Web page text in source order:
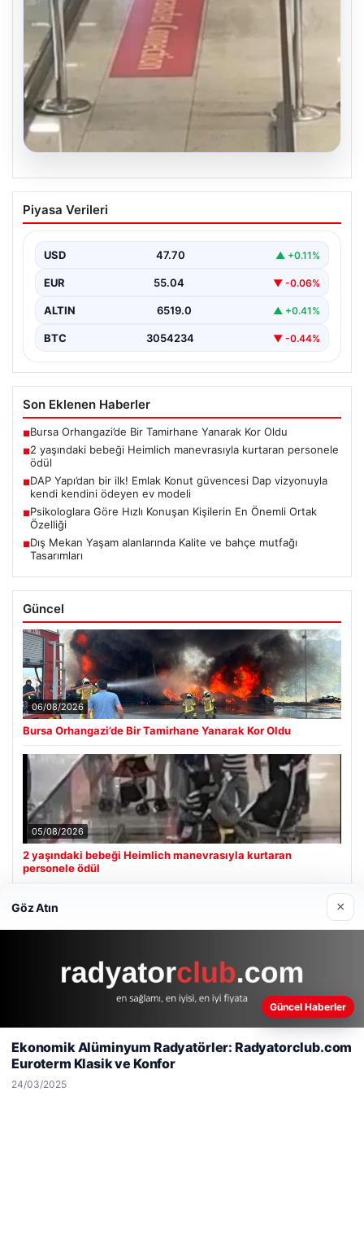
05.08.2026
2 yaşındaki bebeği Heimlich
manevrasıyla kurtaran personele ödül
Kurtaran Görevlilere Ödül Verildi”, “content”: “ İstanbul
Sabiha…
Piyasa Verileri
USD 47.70 ▲ +0.11%
EUR 55.04 ▼ -0.06%
ALTIN 6519.0 ▲ +0.41%
BTC 3054234 ▼ -0.44%
Son Eklenen Haberler
■Bursa Orhangazi’de Bir Tamirhane Yanarak Kor Oldu
■2 yaşındaki bebeği Heimlich manevrasıyla kurtaran personele
ödül
■DAP Yapı’dan bir ilk! Emlak Konut güvencesi Dap vizyonuyla
kendi kendini ödeyen ev modeli
■Psikologlara Göre Hızlı Konuşan Kişilerin En Önemli Ortak
Özelliği
■Dış Mekan Yaşam alanlarında Kalite ve bahçe mutfağı
Tasarımları
Güncel
06/08/2026
Bursa Orhangazi’de Bir Tamirhane Yanarak Kor Oldu
05/08/2026
2 yaşındaki bebeği Heimlich manevrasıyla kurtaran
personele ödül
Son Eklenen Firmalar
Web sitemizi nasıl kullandığınızı daha iyi anlayabilmek,
kullanıyoruz.Çerez Politikamız
Göz Atın ×
Güncel Haberler
Ekonomik Alüminyum Radyatörler: Radyatorclub.com
Euroterm Klasik ve Konfor
24/03/2025